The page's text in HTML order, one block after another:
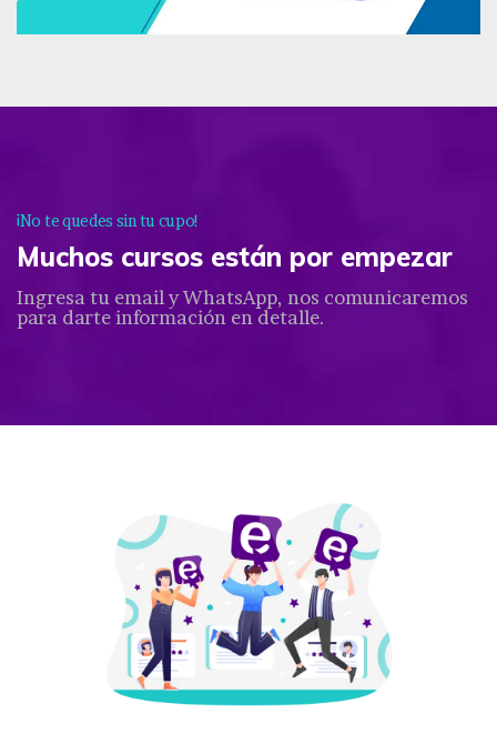
¡No te quedes sin tu cupo!
Muchos cursos están por empezar
Ingresa tu email y WhatsApp, nos comunicaremos
para darte información en detalle.